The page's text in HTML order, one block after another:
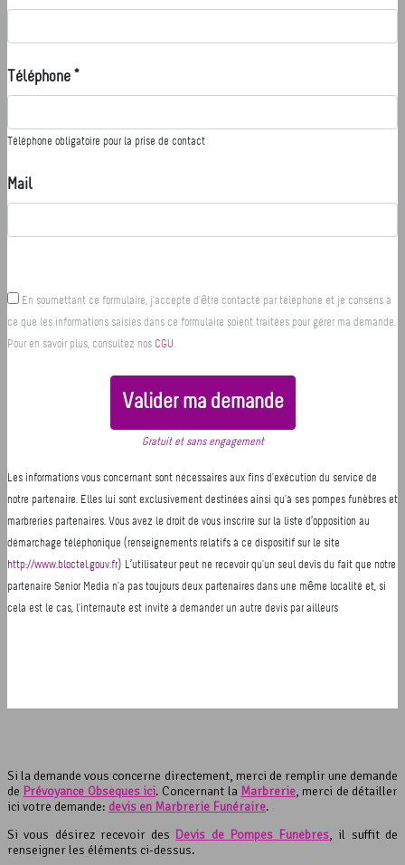
Si la demande vous concerne directement, merci de remplir une demande
de Prévoyance Obsèques ici. Concernant la Marbrerie, merci de détailler
ici votre demande: devis en Marbrerie Funéraire.
Si vous désirez recevoir des Devis de Pompes Funèbres, il suffit de
renseigner les éléments ci-dessus.